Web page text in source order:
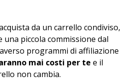
da un carrello condiviso,
piccola commissione dal
programmi di affiliazione
mai costi per te e il
non cambia.